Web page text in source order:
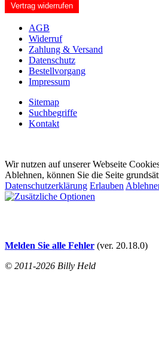
Vertrag widerrufen
AGB
Widerruf
Zahlung & Versand
Datenschutz
Bestellvorgang
Impressum
Sitemap
Suchbegriffe
Kontakt
Wir nutzen auf unserer Webseite
Ablehnen, können Sie die Seite
Datenschutzerklärung Erlauben
Melden Sie alle Fehler (ver. 20.18.0)
© 2011-2026 Billy Held